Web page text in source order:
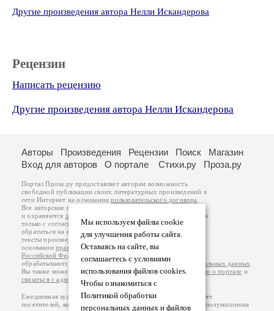
Другие произведения автора Нелли Искандерова
Рецензии
Написать рецензию
Другие произведения автора Нелли Искандерова
Мы используем файлы cookie
для улучшения работы сайта.
Оставаясь на сайте, вы
соглашаетесь с условиями
использования файлов cookies.
Чтобы ознакомиться с
Политикой обработки
персональных данных и файлов
Авторы Произведения Рецензии Поиск
Магазин
Вход для авторов
О портале Стихи.ру Проза.ру
Портал Проза.ру предоставляет авторам возможность
свободной публикации своих литературных произведений в
сети Интернет на основаниипользовательского договора
Все авторские права на произведения принадлежат авторам
и охраняются законом
. Перепечатка произведений возможна
только с согласия его автора, к которому вы можете
обратиться на его авторской странице. Ответственность за
тексты произведений авторы несут самостоятельно на
основанииправил публикацииизаконодательства
Российской Федерации
обрабатываются на основанииПолитики обработки персональных данных
Вы также можете посмотреть более подробнуюинформацию о портале и
связаться с администрацией
Ежедневная аудитория портала Проза.ру – порядка 100 тысяч
посетителей, которые в общей сумме просматривают более полумиллиона